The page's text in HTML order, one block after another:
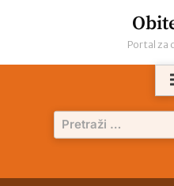
Portal za
Pretraži: